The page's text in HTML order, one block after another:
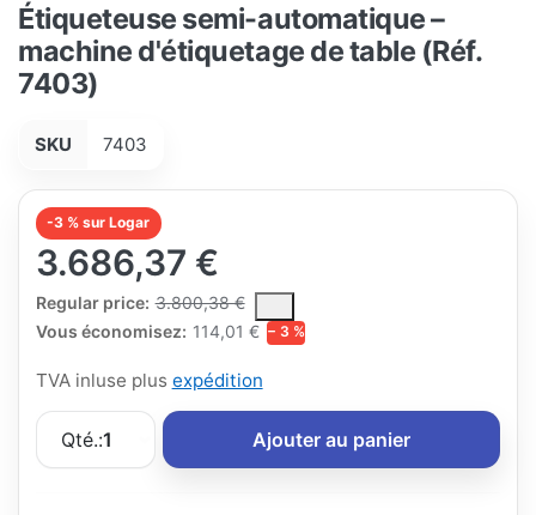
Étiqueteuse semi-automatique –
machine d'étiquetage de table (Réf.
7403)
SKU 7403
-3 % sur Logar
3.686,37 €
Regular price: 3.800,38 €
The Regular Price is the median selling price paid by
Vous économisez: 114,01 € − 3 %
TVA inluse plus expédition
Qté.:1 Ajouter au panier